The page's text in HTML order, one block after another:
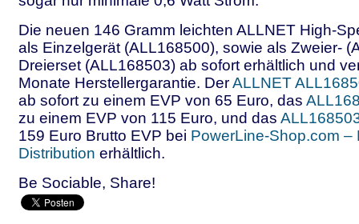
Die neuen 146 Gramm leichten ALLNET High-
als Einzelgerät (ALL168500), sowie als Zweier-
Dreierset (ALL168503) ab sofort erhältlich und
Monate Herstellergarantie. DerALLNET
ab sofort zu einem EVP von 65 Euro, das
zu einem EVP von 115 Euro, und das
159 Euro Brutto EVP bei PowerLine-Shop.com –
Distribution erhältlich.
Be Sociable, Share!